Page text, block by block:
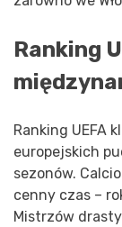
Ranking
Ranking UEFA
europejskich
sezonów.
cenny czas –
Mistrzów